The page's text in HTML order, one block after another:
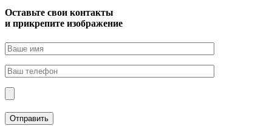
Оставьте свои контакты
и прикрепите изображение